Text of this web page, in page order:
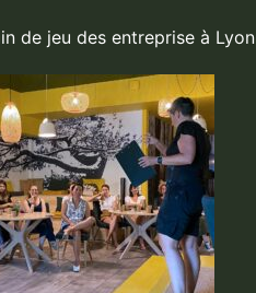
de jeu des entreprise à Lyon